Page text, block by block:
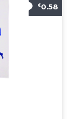
€0.58